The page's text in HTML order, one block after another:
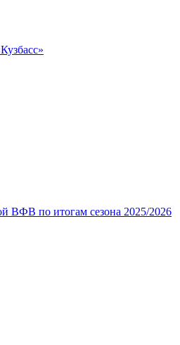
ВФВ по итогам сезона 2025/2026